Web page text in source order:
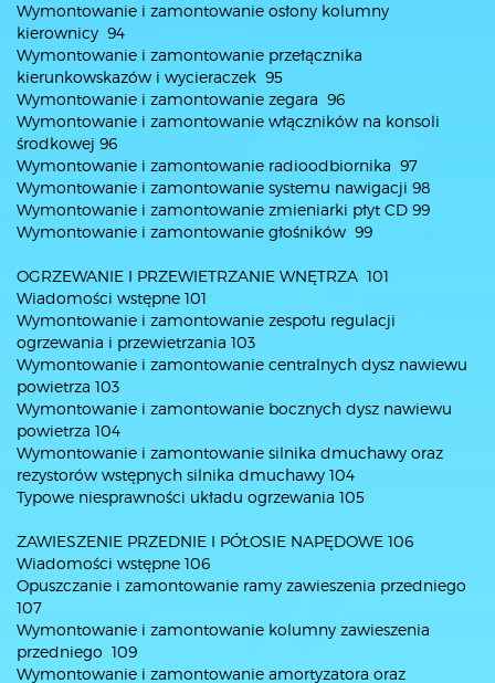
Wymontowanie i zamontowanie osłony kolumny
kierownicy 94
Wymontowanie i zamontowanie przełącznika
kierunkowskazów i wycieraczek 95
Wymontowanie i zamontowanie zegara 96
Wymontowanie i zamontowanie włączników na konsoli
środkowej 96
Wymontowanie i zamontowanie radioodbiornika 97
Wymontowanie i zamontowanie systemu nawigacji 98
Wymontowanie i zamontowanie zmieniarki płyt CD 99
Wymontowanie i zamontowanie głośników 99
OGRZEWANIE I PRZEWIETRZANIE WNĘTRZA 101
Wiadomości wstępne 101
Wymontowanie i zamontowanie zespołu regulacji
ogrzewania i przewietrzania 103
Wymontowanie i zamontowanie centralnych dysz nawiewu
powietrza 103
Wymontowanie i zamontowanie bocznych dysz nawiewu
powietrza 104
Wymontowanie i zamontowanie silnika dmuchawy oraz
rezystorów wstępnych silnika dmuchawy 104
Typowe niesprawności układu ogrzewania 105
ZAWIESZENIE PRZEDNIE I PÓŁOSIE NAPĘDOWE 106
Wiadomości wstępne 106
Opuszczanie i zamontowanie ramy zawieszenia przedniego
107
Wymontowanie i zamontowanie kolumny zawieszenia
przedniego 109
Wymontowanie i zamontowanie amortyzatora oraz